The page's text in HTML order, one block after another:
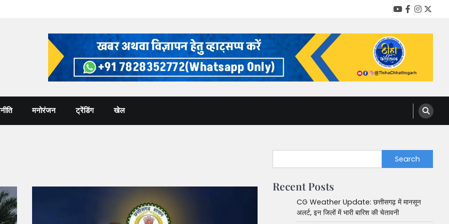
YouTube
Facebook
मनोरंजन ट्रेंडिंग खेल
Search
Recent Posts
CG Weather Update: छत्तीसगढ़ में मानसून
अलर्ट, इन जिलों में भारी बारिश की चेतावनी